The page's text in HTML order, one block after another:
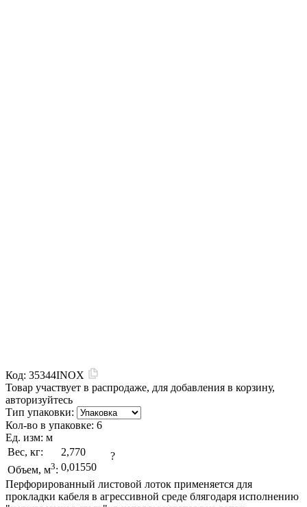
Код: 35344INOX
Товар участвует в распродаже, для добавления в корзину,
авторизуйтесь
Тип упаковки:
Кол-во в упаковке: 6
Ед. изм: м
Вес, кг:
2,770
Объем, м3: 0,01550
?
Перфорированный листовой лоток применяется для
прокладки кабеля в агрессивной среде блягодаря исполнению